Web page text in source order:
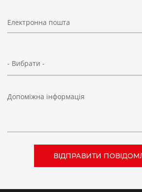
Електронна пошта
- Вибрати -
Допоміжна інформація